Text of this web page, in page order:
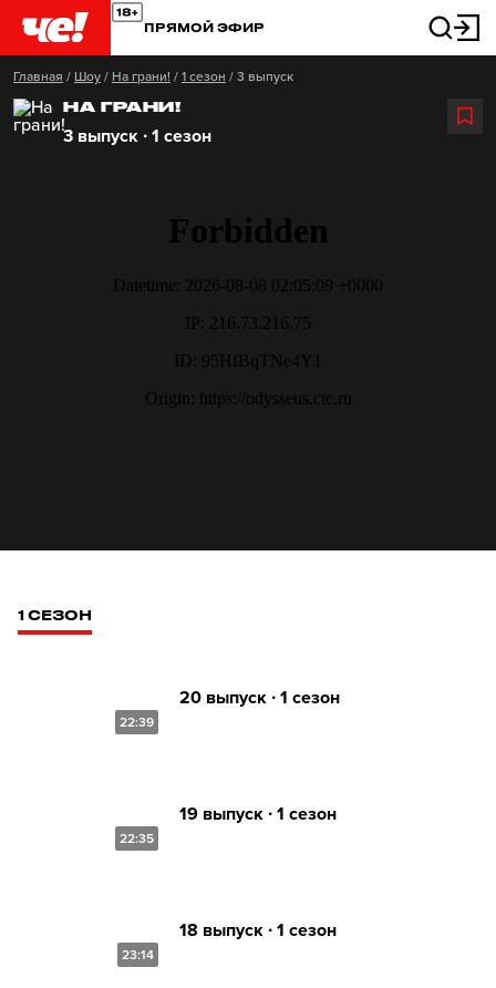
ПРЯМОЙ ЭФИР
Главная / Шоу / На грани! / 1 сезон / 3 выпуск
НА ГРАНИ!
3 выпуск ∙ 1 сезон
1 СЕЗОН
22:39
20 выпуск ∙ 1 сезон
22:35
19 выпуск ∙ 1 сезон
23:14
18 выпуск ∙ 1 сезон